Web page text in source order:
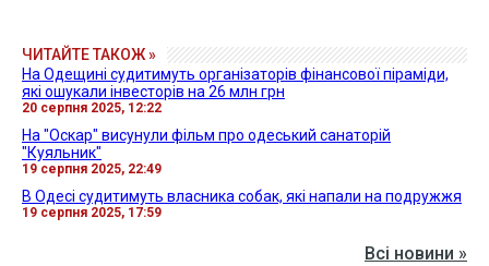
ЧИТАЙТЕ ТАКОЖ »
На Одещині судитимуть організаторів фінансової піраміди,
які ошукали інвесторів на 26 млн грн
20 серпня 2025, 12:22
На "Оскар" висунули фільм про одеський санаторій
"Куяльник"
19 серпня 2025, 22:49
В Одесі судитимуть власника собак, які напали на подружжя
19 серпня 2025, 17:59
Всі новини »